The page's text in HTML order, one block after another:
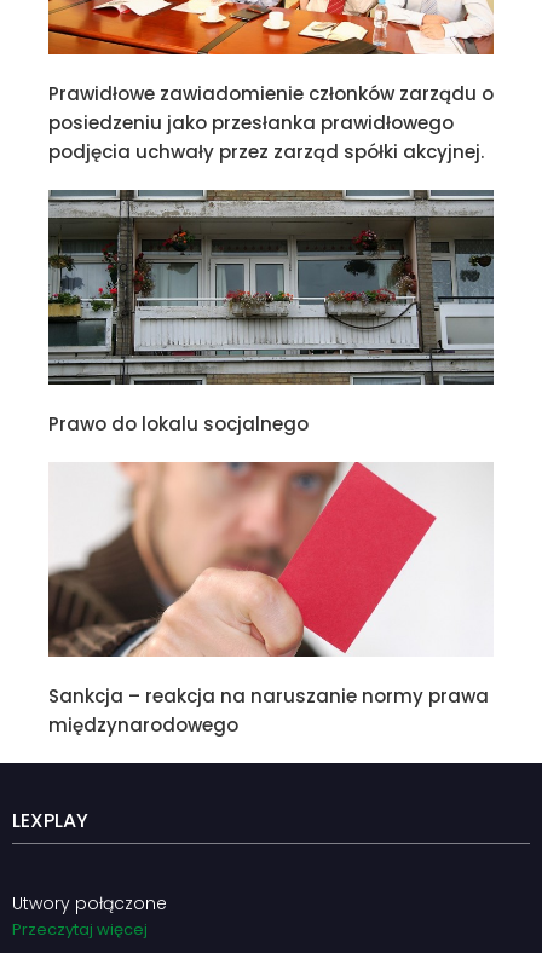
Prawidłowe zawiadomienie członków zarządu o
posiedzeniu jako przesłanka prawidłowego
podjęcia uchwały przez zarząd spółki akcyjnej.
Prawo do lokalu socjalnego
Sankcja – reakcja na naruszanie normy prawa
międzynarodowego
LEXPLAY
Utwory połączone
Przeczytaj więcej